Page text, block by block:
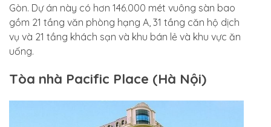
Gòn. Dự án này có hơn 146.000 mét vuông sàn bao
gồm 21 tầng văn phòng hạng A, 31 tầng căn hộ dịch
vụ và 21 tầng khách sạn và khu bán lẻ và khu vực ăn
uống.
Tòa nhà Pacific Place (Hà Nội)